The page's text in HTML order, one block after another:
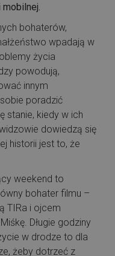
bohaterów,
wpadają w
życia
powodują,
innym
poradzić
stanie, kiedy w ich
dowiedzą się
historii jest to, że
weekend to
bohater filmu –
TIRa i ojcem
Długie godziny
w drodze to dla
żeby dotrzeć z